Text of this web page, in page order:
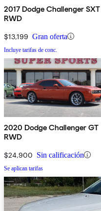
2017 Dodge Challenger SXT
RWD
$13,199 Gran oferta
Incluye tarifas de conc.
2020 Dodge Challenger GT
RWD
$24,900 Sin calificación
Se aplican tarifas